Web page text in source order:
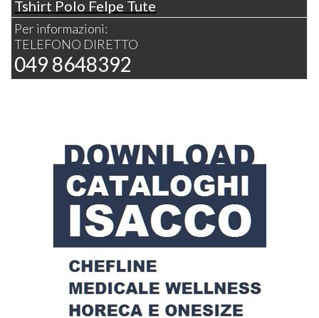
Tshirt Polo Felpe Tute
Per informazioni:
TELEFONO DIRETTO
049 8648392